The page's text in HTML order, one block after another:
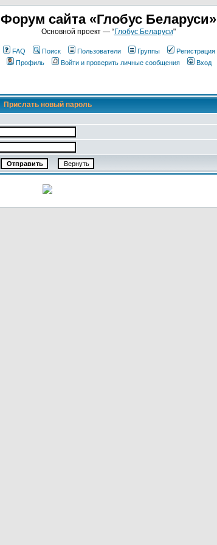
Форум сайта «Глобус Беларуси»
Основной проект — “Глобус Беларуси"
FAQ Поиск Пользователи Группы
Регистрация
Профиль
Войти и проверить личные сообщения Вход
Прислать новый пароль